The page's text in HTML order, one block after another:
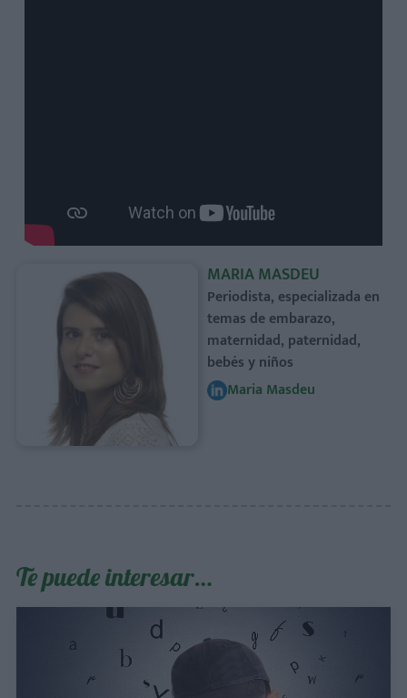
MARIA MASDEU
Periodista, especializada en
temas de embarazo,
maternidad, paternidad,
bebés y niños
Maria Masdeu
Te puede interesar…